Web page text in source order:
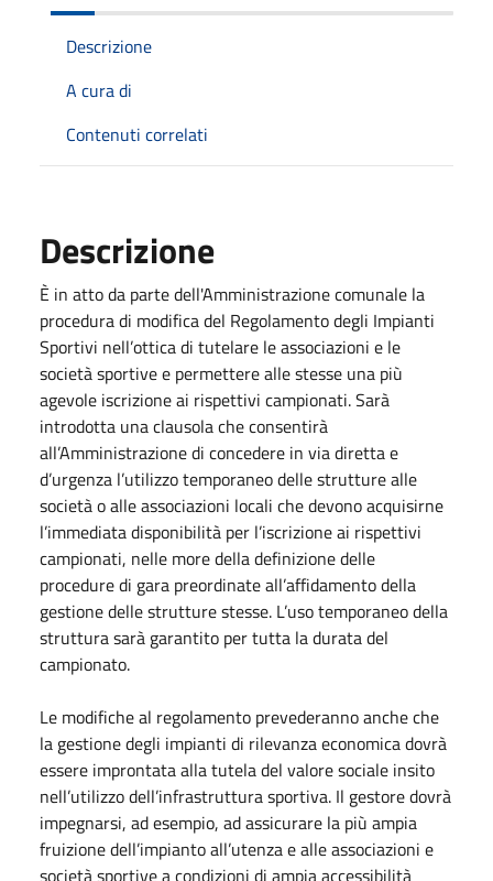
Descrizione
A cura di
Contenuti correlati
Descrizione
È in atto da parte dell'Amministrazione comunale la
procedura di modifica del Regolamento degli Impianti
Sportivi nell’ottica di tutelare le associazioni e le
società sportive e permettere alle stesse una più
agevole iscrizione ai rispettivi campionati. Sarà
introdotta una clausola che consentirà
all’Amministrazione di concedere in via diretta e
d’urgenza l’utilizzo temporaneo delle strutture alle
società o alle associazioni locali che devono acquisirne
l’immediata disponibilità per l’iscrizione ai rispettivi
campionati, nelle more della definizione delle
procedure di gara preordinate all’affidamento della
gestione delle strutture stesse. L’uso temporaneo della
struttura sarà garantito per tutta la durata del
campionato.
Le modifiche al regolamento prevederanno anche che
la gestione degli impianti di rilevanza economica dovrà
essere improntata alla tutela del valore sociale insito
nell’utilizzo dell’infrastruttura sportiva. Il gestore dovrà
impegnarsi, ad esempio, ad assicurare la più ampia
fruizione dell’impianto all’utenza e alle associazioni e
società sportive a condizioni di ampia accessibilità